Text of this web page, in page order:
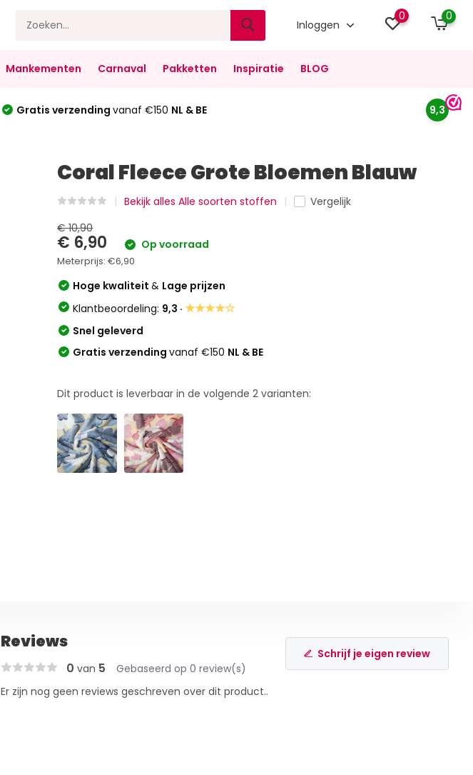
Inloggen
0 0
Mankementen Carnaval Pakketten Inspiratie BLOG
Gratis verzending vanaf €150 NL & BE 9,3
Coral Fleece Grote Bloemen Blauw
Bekijk alles Alle soorten stoffen
Vergelijk
€ 10,90
€ 6,90 Op voorraad
Meterprijs:€6,90
Hoge kwaliteit& Lage prijzen
Klantbeoordeling: 9,3 ·★★★★☆
Snel geleverd
Gratis verzendingvanaf €150 NL & BE
Dit product is leverbaar in de volgende2 varianten:
Reviews
0 van 5 Gebaseerd op 0 review(s)
Schrijf je eigen review
Er zijn nog geen reviews geschreven over dit product..